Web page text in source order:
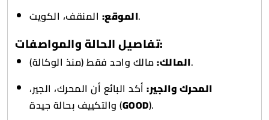
الموقع:المنقف، الكويت.
تفاصيل الحالة والمواصفات:
المالك:مالك واحد فقط (منذ الوكالة).
المحرك والجير: أكد البائع أن المحرك، الجير،
والتكييف بحالة جيدة (GOOD).